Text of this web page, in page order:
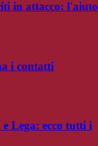
in attacco: l'aiuto
i contatti
Lega: ecco tutti i